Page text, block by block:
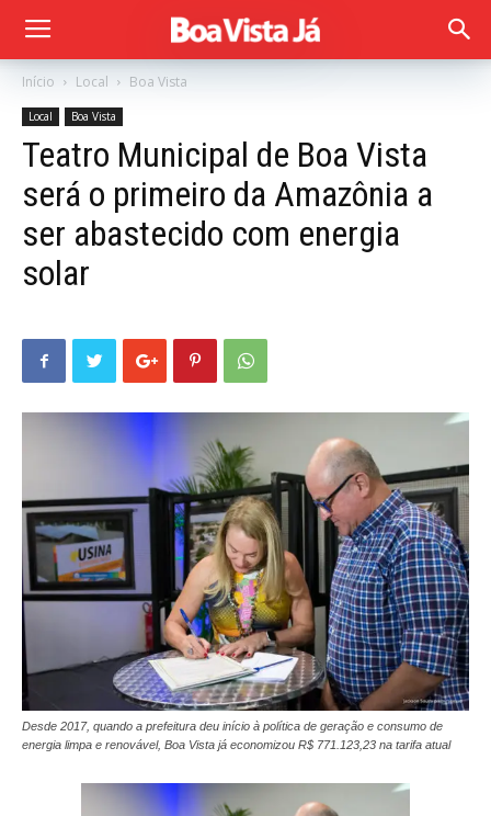
Início Local Boa Vista
Local Boa Vista
Teatro Municipal de Boa Vista
será o primeiro da Amazônia a
ser abastecido com energia
solar
Desde 2017, quando a prefeitura deu início à política de geração e consumo de
energia limpa e renovável, Boa Vista já economizou R$ 771.123,23 na tarifa atual